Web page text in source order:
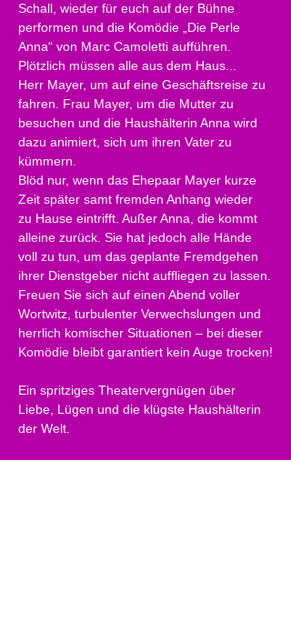
Schall, wieder für euch auf der Bühne
performen und die Komödie „Die Perle
Anna“ von Marc Camoletti aufführen.
Plötzlich müssen alle aus dem Haus...
Herr Mayer, um auf eine Geschäftsreise zu
fahren. Frau Mayer, um die Mutter zu
besuchen und die Haushälterin Anna wird
dazu animiert, sich um ihren Vater zu
kümmern.
Blöd nur, wenn das Ehepaar Mayer kurze
Zeit später samt fremden Anhang wieder
zu Hause eintrifft. Außer Anna, die kommt
alleine zurück. Sie hat jedoch alle Hände
voll zu tun, um das geplante Fremdgehen
ihrer Dienstgeber nicht auffliegen zu lassen.
Freuen Sie sich auf einen Abend voller
Wortwitz, turbulenter Verwechslungen und
herrlich komischer Situationen – bei dieser
Komödie bleibt garantiert kein Auge trocken!
Ein spritziges Theatervergnügen über
Liebe, Lügen und die klügste Haushälterin
der Welt.